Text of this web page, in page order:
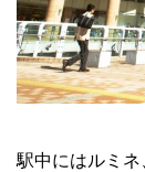
駅中にはルミ